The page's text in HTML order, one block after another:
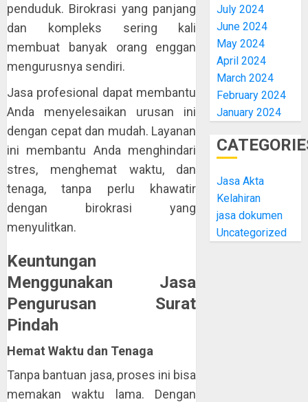
penduduk. Birokrasi yang panjang
dan kompleks sering kali
membuat banyak orang enggan
mengurusnya sendiri.
Jasa profesional dapat membantu
Anda menyelesaikan urusan ini
dengan cepat dan mudah. Layanan
ini membantu Anda menghindari
stres, menghemat waktu, dan
tenaga, tanpa perlu khawatir
dengan birokrasi yang
menyulitkan.
Keuntungan
Menggunakan Jasa
Pengurusan Surat
Pindah
Hemat Waktu dan Tenaga
Tanpa bantuan jasa, proses ini bisa
memakan waktu lama. Dengan
July 2024
June 2024
May 2024
April 2024
March 2024
February 2024
January 2024
Jasa Akta
Kelahiran
jasa dokumen
Uncategorized